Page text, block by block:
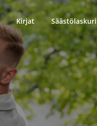
Kirjat Säästölaskuri